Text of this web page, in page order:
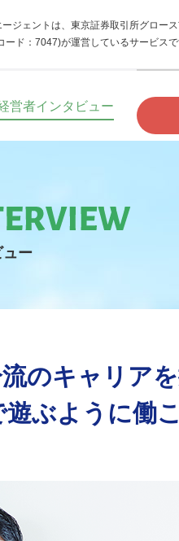
ジェントは、東京証券取引所グロー
ード：7047)が運営しているサービスで
営者インタビュー
ュー
のキャリア
ぶように働